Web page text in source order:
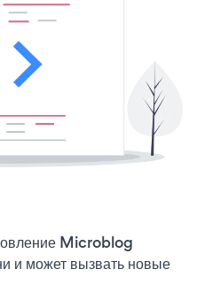
Microblog
и может вызвать новые